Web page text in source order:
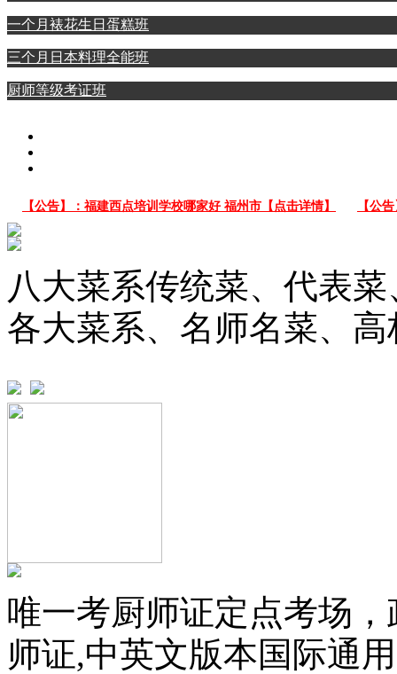
一个月裱花生日蛋糕班
三个月日本料理全能班
厨师等级考证班
】：福建西点培训学校哪家好 福州市【点击详情】 【公告】：福
八大菜系传统菜、代表
各大菜系、名师名菜、
唯一考厨师证定点考场
师证,中英文版本国际通